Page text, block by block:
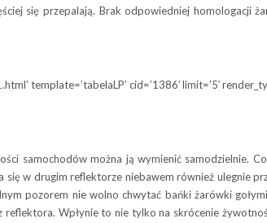
się przepalają. Brak odpowiedniej homologacji
template=’tabelaLP’ cid=’1386′ limit=’5′
samochodów można ją wymienić samodzielnie.
w drugim reflektorze niebawem również ulegnie
pozorem nie wolno chwytać bańki żarówki
Wpłynie to nie tylko na skrócenie